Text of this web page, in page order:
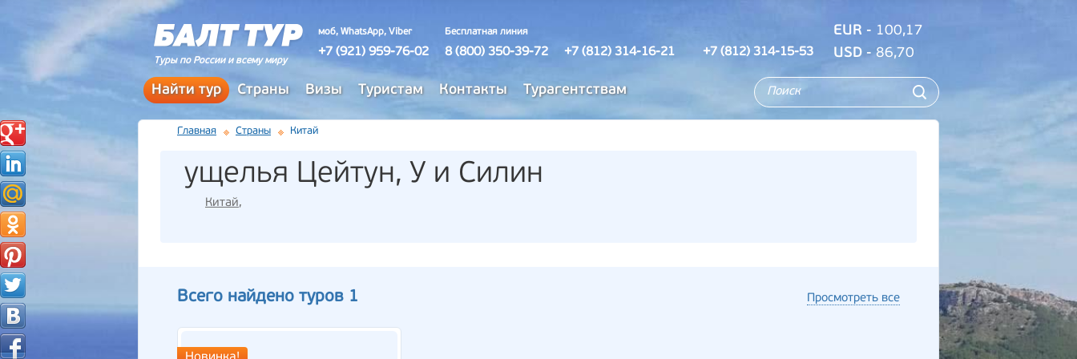
Туры по России и всему миру
моб, WhatsApp, Viber
+7 (921) 959-76-02
Бесплатная линия
8 (800) 350-39-72 +7 (812) 314-16-21 +7 (812) 314-15-53
EUR - 100,17
USD - 86,70
Найти тур Страны Визы Туристам Контакты Турагентствам
Главная Страны Китай
ущелья Цейтун, У и Силин
Китай,
Всего найдено туров 1 Просмотреть все